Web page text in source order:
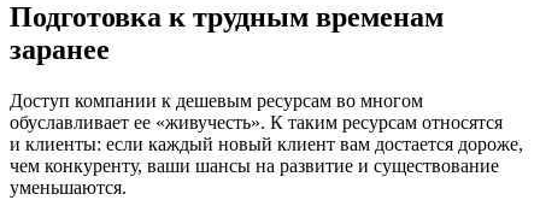
Подготовка к трудным временам
заранее
Доступ компании к дешевым ресурсам во многом
обуславливает ее «живучесть». К таким ресурсам относятся
и клиенты: если каждый новый клиент вам достается дороже,
чем конкуренту, ваши шансы на развитие и существование
уменьшаются.